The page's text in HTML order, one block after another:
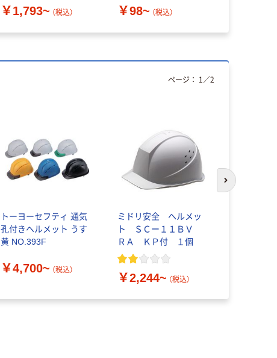
￥1,793~ （税込） ￥98~ （税込）
トーヨーセフティ 通気
孔付きヘルメット うす
黄 NO.393F
￥4,700~ （税込）
ミドリ安全 ヘルメッ
ト ＳＣー１１ＢＶ
ＲＡ ＫＰ付 １個
￥2,244~ （税込）
ページ： 1 ／2
次のスライド